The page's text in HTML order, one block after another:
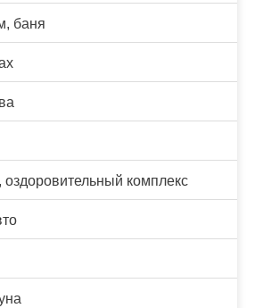
баня
комплекс